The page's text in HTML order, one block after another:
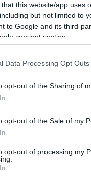
that this website/app uses
but not limited to
to Google and its third-
consent section.
Data Processing Opt Outs
opt-out of the Sharing of
opt-out of the Sale of my
opt-out of processing my
2009.03.27 13:57:53
csak a pillanatnyi terhelés
időhöz kötni a dolgot.
2009.03.27 14:08:22
a változatosság kedvéért
valóban végig pásztáz,
-, ugyanakkor
a szociáldarwinista